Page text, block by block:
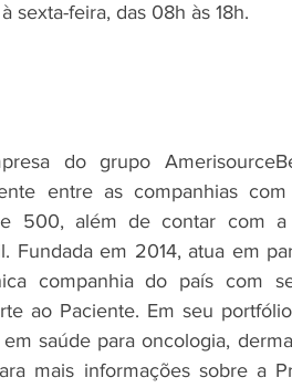
sexta-feira, das 08h às 18h.
do grupo
entre as companhias
500, além de contar com a
Fundada em 2014, atua em
companhia do país com
ao Paciente. Em seu
saúde para oncologia,